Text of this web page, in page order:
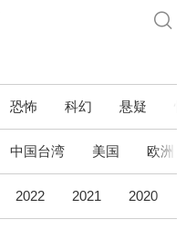
恐怖 科幻 悬疑
中国台湾 美国 欧洲
2022 2021 2020